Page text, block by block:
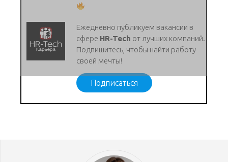
Ежедневно публикуем вакансии в
сфере HR-Tech от лучших компаний.
Подпишитесь, чтобы найти работу
своей мечты!
Подписаться